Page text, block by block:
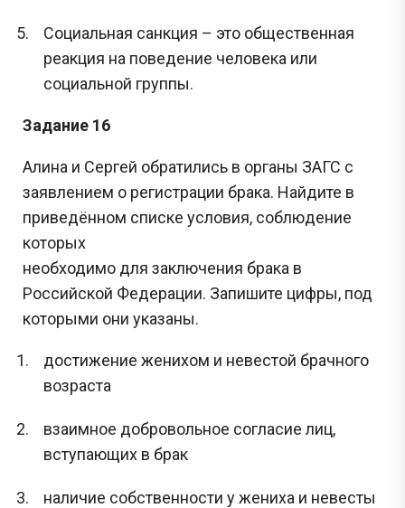
Социальная санкция – это общественная
реакция на поведение человека или
социальной группы.
Задание 16
Алина и Сергей обратились в органы ЗАГС с
заявлением о регистрации брака. Найдите в
приведённом списке условия, соблюдение
которых
необходимо для заключения брака в
Российской Федерации. Запишите цифры, под
которыми они указаны.
достижение женихом и невестой брачного
возраста
взаимное добровольное согласие лиц,
вступающих в брак
наличие собственности у жениха и невесты